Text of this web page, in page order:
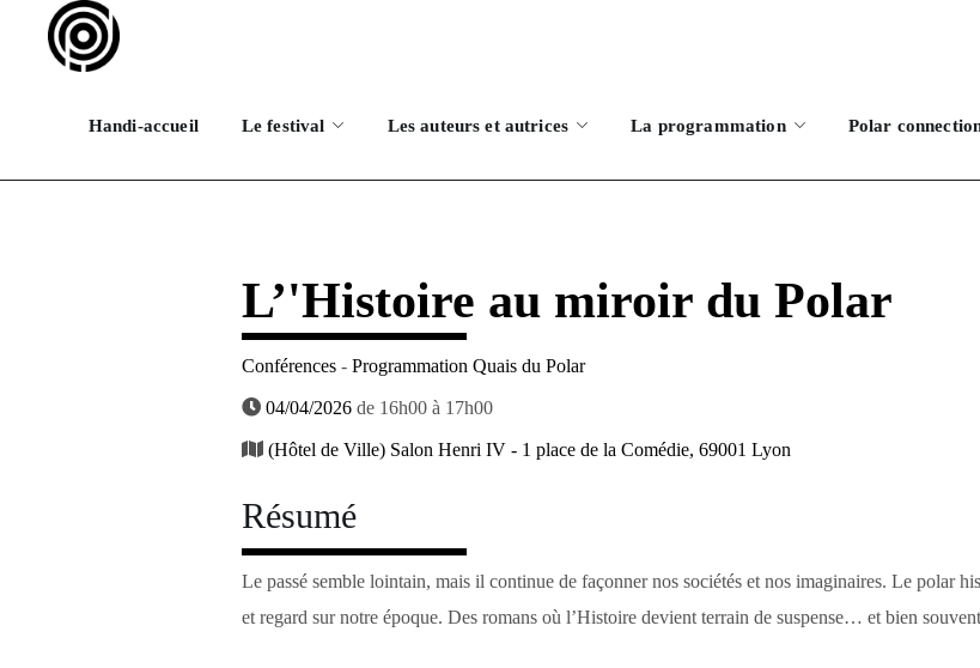
Handi-accueil Le festival Les auteurs et autrices La programmation Polar
L’'Histoire au miroir du Polar
Conférences- Programmation Quais du Polar
04/04/2026de 16h00 à 17h00
(Hôtel de Ville) Salon Henri IV - 1 place de la Comédie, 69001 Lyon
Résumé
Le passé semble lointain, mais il continue de façonner nos sociétés et nos imaginaires. Le polar
et regard sur notre époque. Des romans où l’Histoire devient terrain de suspense… et bien